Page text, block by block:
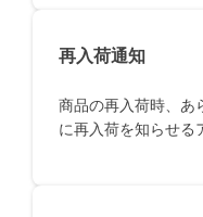
再入荷通知
商品の再入荷時、あ
に再入荷を知らせる